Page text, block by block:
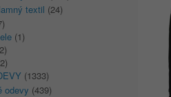
textil (24)
(1)
(1333)
odevy (439)